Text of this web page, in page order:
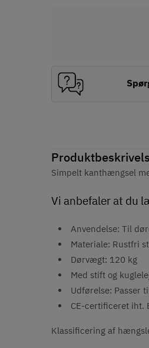
Simpelt kanthængsel
Vi anbefaler at du
Anvendelse: Til
Materiale: Rustfri
Dørvægt: 120 kg
Med stift og
Udførelse: Passer
CE-certificeret iht.
Klassificering af